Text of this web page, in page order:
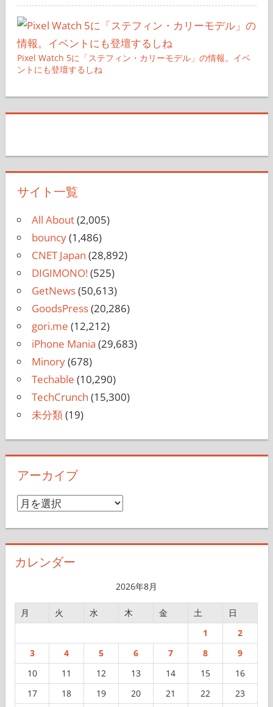
Pixel Watch 5に「ステフィン・カリーモデル」の情報。イベ
ントにも登壇するしね
サイト一覧
All About(2,005)
bouncy(1,486)
CNET Japan (28,892)
DIGIMONO!(525)
GetNews(50,613)
GoodsPress(20,286)
gori.me (12,212)
iPhone Mania (29,683)
Minory(678)
Techable (10,290)
TechCrunch (15,300)
未分類(19)
アーカイブ
ア
イ
カレンダー
2026年8月
月 火 水 木 金 土
日
1
2
3
4 5 6 7 8
9
10
11 12 13 14 15
16
17
18 19 20 21 22
23